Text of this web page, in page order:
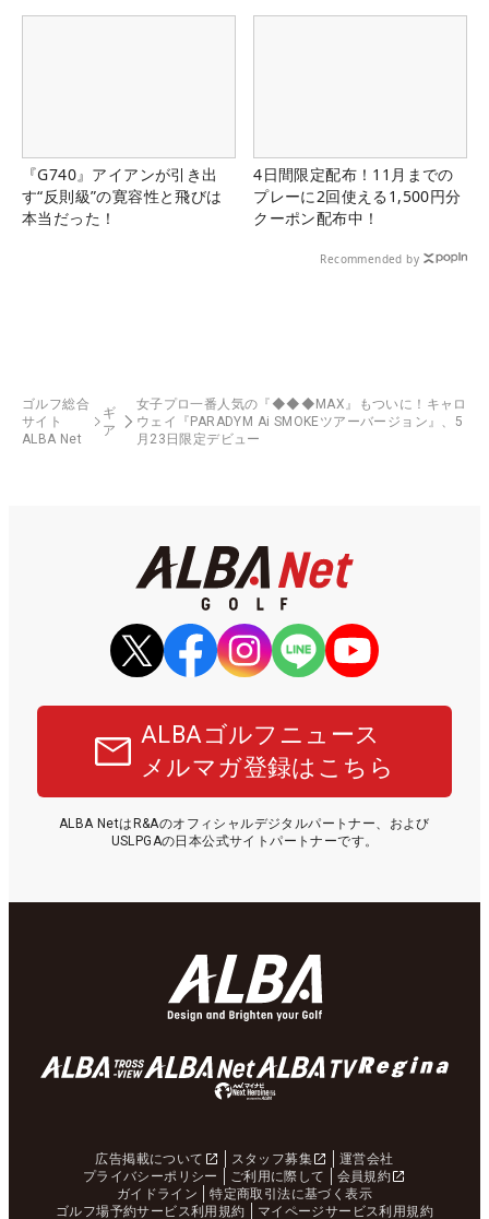
『G740』アイアンが引き出
す“反則級”の寛容性と飛びは
本当だった！
4日間限定配布！11月までの
プレーに2回使える1,500円分
クーポン配布中！
Recommended by
ゴルフ総合
サイト
ALBA Net
ギ
ア
女子プロ一番人気の『◆◆◆MAX』もついに！キャロ
ウェイ『PARADYM Ai SMOKEツアーバージョン』、5
月23日限定デビュー
ALBAゴルフニュース
メルマガ登録はこちら
ALBA NetはR&Aのオフィシャルデジタルパートナー、および
USLPGAの日本公式サイトパートナーです。
広告掲載について スタッフ募集
運営会社
プライバシーポリシー
ご利用に際して
会員規約
ガイドライン
特定商取引法に基づく表示
ゴルフ場予約サービス利用規約
マイページサービス利用規約